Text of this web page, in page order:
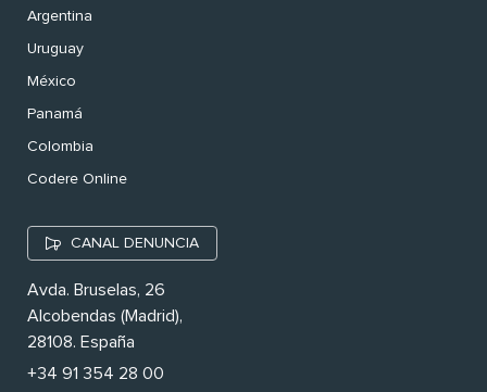
Argentina
Uruguay
México
Panamá
Colombia
Codere Online
CANAL DENUNCIA
Avda. Bruselas, 26
Alcobendas (Madrid),
28108. España
+34 91 354 28 00